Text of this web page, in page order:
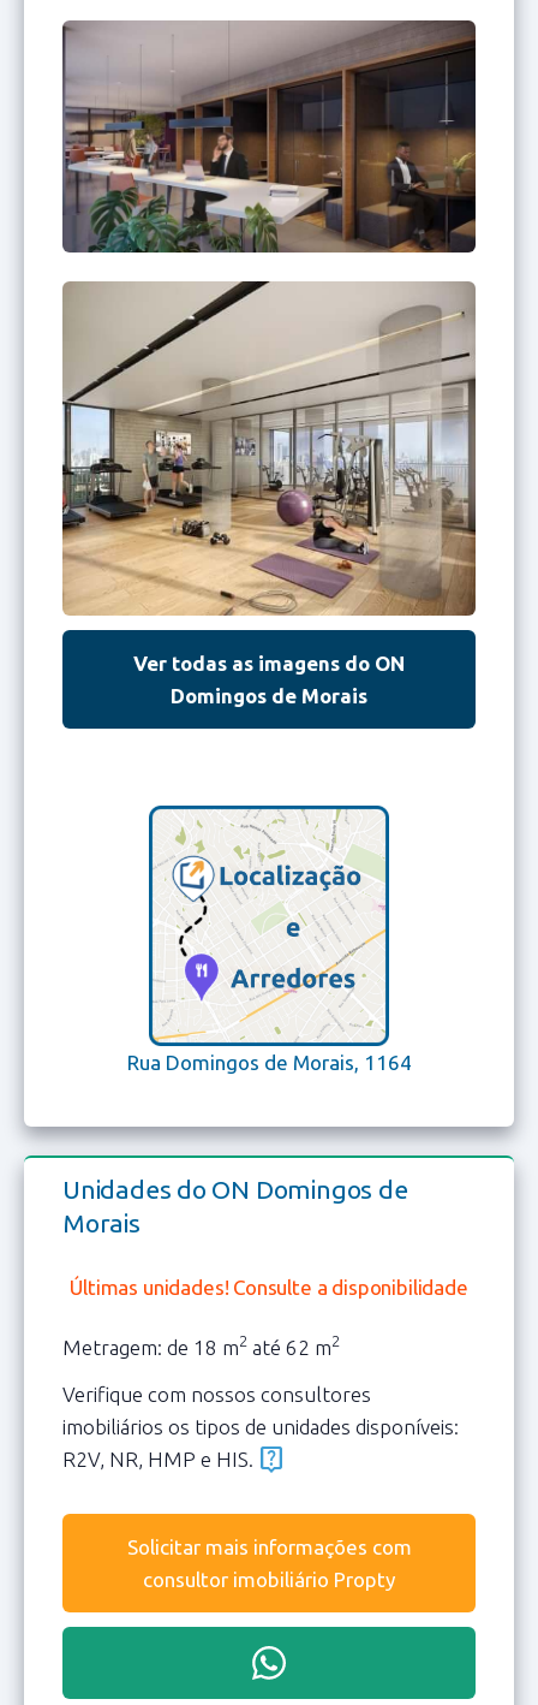
Ver todas as imagens do ON
Domingos de Morais
Rua Domingos de Morais, 1164
Unidades do ON Domingos de
Morais
Últimas unidades! Consulte a disponibilidade
Metragem: de 18 m2 até 62 m2
Verifique com nossos consultores
imobiliários os tipos de unidades disponíveis:
R2V, NR, HMP e HIS. live_help
Solicitar mais informações com
consultor imobiliário Propty